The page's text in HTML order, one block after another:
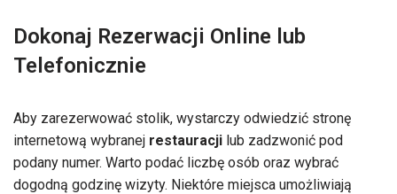
Dokonaj Rezerwacji Online lub
Telefonicznie
Aby zarezerwować stolik, wystarczy odwiedzić stronę
internetową wybranej restauracji lub zadzwonić pod
podany numer. Warto podać liczbę osób oraz wybrać
dogodną godzinę wizyty. Niektóre miejsca umożliwiają